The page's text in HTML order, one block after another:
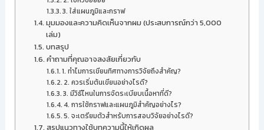
3. ใส่แผนภูมิและกราฟ
มุมมองและความคิดเห็นจากผม (ประสบการณ์กว่า 5,000
เล่ม)
บทสรุป
คำถามที่คุณอาจสงสัยเกี่ยวกับ
1. ทำไมการเขียนทิศทางการวิจัยถึงสำคัญ?
2. ควรเริ่มต้นเขียนอย่างไรดี?
3. มีวิธีไหนในการจัดระเบียบเนื้อหาที่ดี?
4. การใช้กราฟและแผนภูมิสำคัญอย่างไร?
5. จะเตรียมตัวสำหรับการสอบวิจัยอย่างไรดี?
สรุปแนวทางใช้บทความนี้ให้เกิดผล